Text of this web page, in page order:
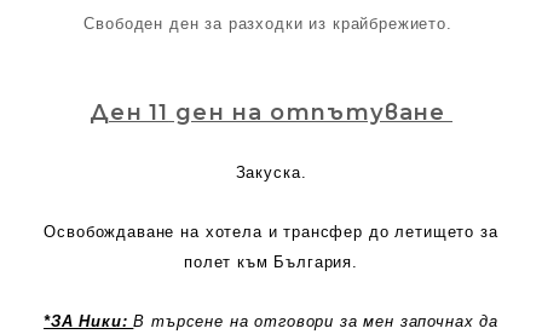
Свободен ден за разходки из крайбрежието.
Ден 11 ден на отпътуване
Закуска.
Освобождаване на хотела и трансфер до летището за
полет към България.
*ЗА Ники:В търсене на отговори за мен започнах да